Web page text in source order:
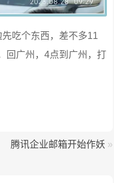
吃个东西，差不多11
回广州，4点到广州，打
腾讯企业邮箱开始作妖 »